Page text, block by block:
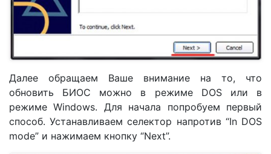
Далее обращаем Ваше внимание на то, что
обновить БИОС можно в режиме DOS или в
режиме Windows. Для начала попробуем первый
способ. Устанавливаем селектор напротив “In DOS
mode” и нажимаем кнопку “Next”.